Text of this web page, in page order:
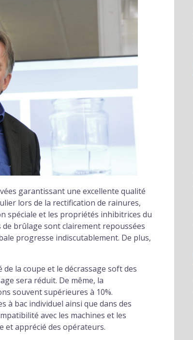
garantissant une excellente qualité
lors de la rectification de rainures,
spéciale et les propriétés inhibitrices du
brûlage sont clairement repoussées
progresse indiscutablement. De plus,
la coupe et le décrassage soft des
sera réduit. De même, la
souvent supérieures à 10%.
à bac individuel ainsi que dans des
avec les machines et les
et apprécié des opérateurs.